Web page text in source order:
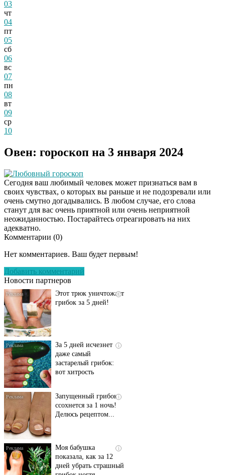
03
чт
04
пт
05
сб
06
вс
07
пн
08
вт
09
ср
10
Овен: гороскоп на 3 января 2024
Любовный гороскоп
Сегодня ваш любимый человек может признаться вам в
своих чувствах, о которых вы раньше и не подозревали или
очень смутно догадывались. В любом случае, его слова
станут для вас очень приятной или очень неприятной
неожиданностью. Постарайтесь отреагировать на них
адекватно.
Комментарии (0)
Нет комментариев. Ваш будет первым!
Добавить комментарий
Новости партнеров
Даже самый
исчезнет с корнем,
Этот трюк уничтожает
грибок за 5 дней!
За 5 дней исчезнет
даже самый
застарелый грибок:
вот хитрость
Запущенный грибок
ссохнется за 1 ночь!
Делюсь рецептом...
Моя бабушка
показала, как за 12
дней убрать страшный
грибок ногтя